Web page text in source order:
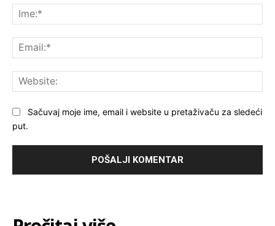
Sačuvaj moje ime, email i website u pretaživaču za sledeći
put.